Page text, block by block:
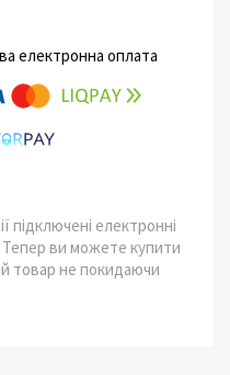
підключені електронні
Тепер ви можете купити
товар не покидаючи